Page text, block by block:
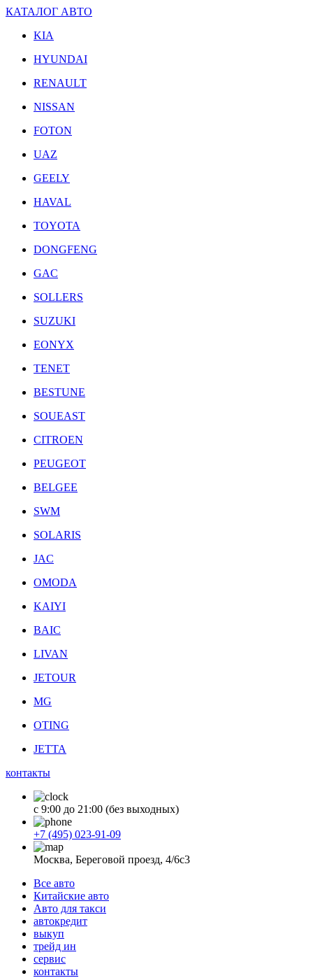
КАТАЛОГ АВТО
KIA
HYUNDAI
RENAULT
NISSAN
FOTON
UAZ
GEELY
HAVAL
TOYOTA
DONGFENG
GAC
SOLLERS
SUZUKI
EONYX
TENET
BESTUNE
SOUEAST
CITROEN
PEUGEOT
BELGEE
SWM
SOLARIS
JAC
OMODA
KAIYI
BAIC
LIVAN
JETOUR
MG
OTING
JETTA
контакты
с 9:00 до 21:00 (без выходных)
+7 (495) 023-91-09
Москва, Береговой проезд, 4/6с3
Все авто
Китайские авто
Авто для такси
автокредит
выкуп
трейд ин
сервис
контакты